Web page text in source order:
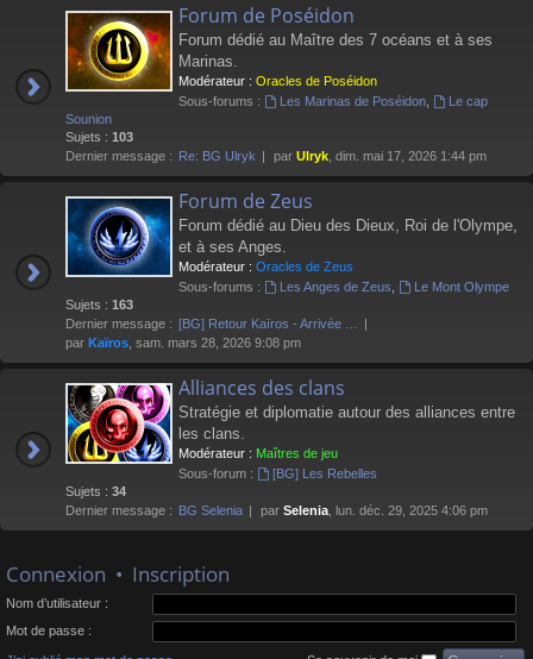
Forum de Poséidon
Forum dédié au Maître des 7 océans et à ses
Marinas.
Modérateur : Oracles de Poséidon
Sous-forums :
Les Marinas de Poséidon,
Le cap
Sounion
Sujets : 103
Dernier message : Re: BG Ulryk par Ulryk , dim. mai 17, 2026 1:44 pm
Forum de Zeus
Forum dédié au Dieu des Dieux, Roi de l'Olympe,
et à ses Anges.
Modérateur : Oracles de Zeus
Sous-forums :
Les Anges de Zeus
Le Mont Olympe
Sujets : 163
Dernier message : [BG] Retour Kaïros - Arrivée …
par Kaïros , sam. mars 28, 2026 9:08 pm
Alliances des clans
Stratégie et diplomatie autour des alliances entre
les clans.
Modérateur : Maîtres de jeu
Sous-forum :
[BG] Les Rebelles
Sujets : 34
Dernier message : BG Selenia par Selenia , lun. déc. 29, 2025 4:06 pm
Connexion • Inscription
Nom d’utilisateur :
Mot de passe :